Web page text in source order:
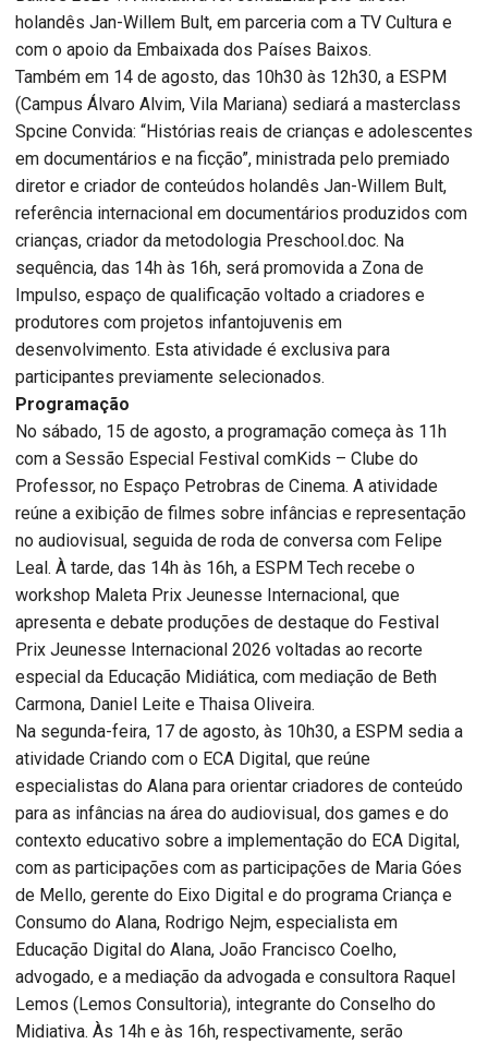
holandês Jan-Willem Bult, em parceria com a TV Cultura e
com o apoio da Embaixada dos Países Baixos.
Também em 14 de agosto, das 10h30 às 12h30, a ESPM
(Campus Álvaro Alvim, Vila Mariana) sediará a masterclass
Spcine Convida: “Histórias reais de crianças e adolescentes
em documentários e na ficção”, ministrada pelo premiado
diretor e criador de conteúdos holandês Jan-Willem Bult,
referência internacional em documentários produzidos com
crianças, criador da metodologia Preschool.doc. Na
sequência, das 14h às 16h, será promovida a Zona de
Impulso, espaço de qualificação voltado a criadores e
produtores com projetos infantojuvenis em
desenvolvimento. Esta atividade é exclusiva para
participantes previamente selecionados.
Programação
No sábado, 15 de agosto, a programação começa às 11h
com a Sessão Especial Festival comKids – Clube do
Professor, no Espaço Petrobras de Cinema. A atividade
reúne a exibição de filmes sobre infâncias e representação
no audiovisual, seguida de roda de conversa com Felipe
Leal. À tarde, das 14h às 16h, a ESPM Tech recebe o
workshop Maleta Prix Jeunesse Internacional, que
apresenta e debate produções de destaque do Festival
Prix Jeunesse Internacional 2026 voltadas ao recorte
especial da Educação Midiática, com mediação de Beth
Carmona, Daniel Leite e Thaisa Oliveira.
Na segunda-feira, 17 de agosto, às 10h30, a ESPM sedia a
atividade Criando com o ECA Digital, que reúne
especialistas do Alana para orientar criadores de conteúdo
para as infâncias na área do audiovisual, dos games e do
contexto educativo sobre a implementação do ECA Digital,
com as participações com as participações de Maria Góes
de Mello, gerente do Eixo Digital e do programa Criança e
Consumo do Alana, Rodrigo Nejm, especialista em
Educação Digital do Alana, João Francisco Coelho,
advogado, e a mediação da advogada e consultora Raquel
Lemos (Lemos Consultoria), integrante do Conselho do
Midiativa. Às 14h e às 16h, respectivamente, serão